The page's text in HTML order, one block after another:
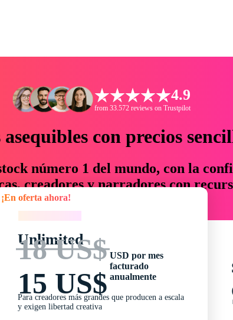
4.9
from 33.572 reviews on Trustpilot
asequibles con precios
número 1 del mundo, con la
creadores y narradores con
un 76 % en tiempo y presupuesto.
oferta ahora!
Unlimited
18 US$
15 US$
USD por mes
facturado
anualmente
Para creadores más grandes que producen a escala
y exigen libertad creativa